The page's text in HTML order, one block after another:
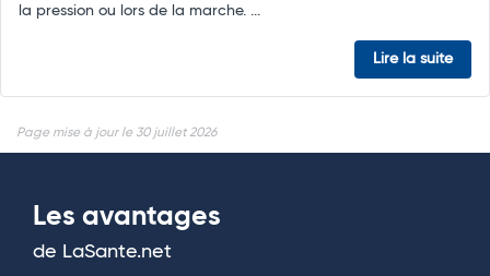
la pression ou lors de la marche. ...
Lire la suite
Page mise à jour le 30 juillet 2026
Les avantages
de LaSante.net